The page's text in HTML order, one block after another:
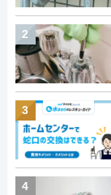
2
3
4